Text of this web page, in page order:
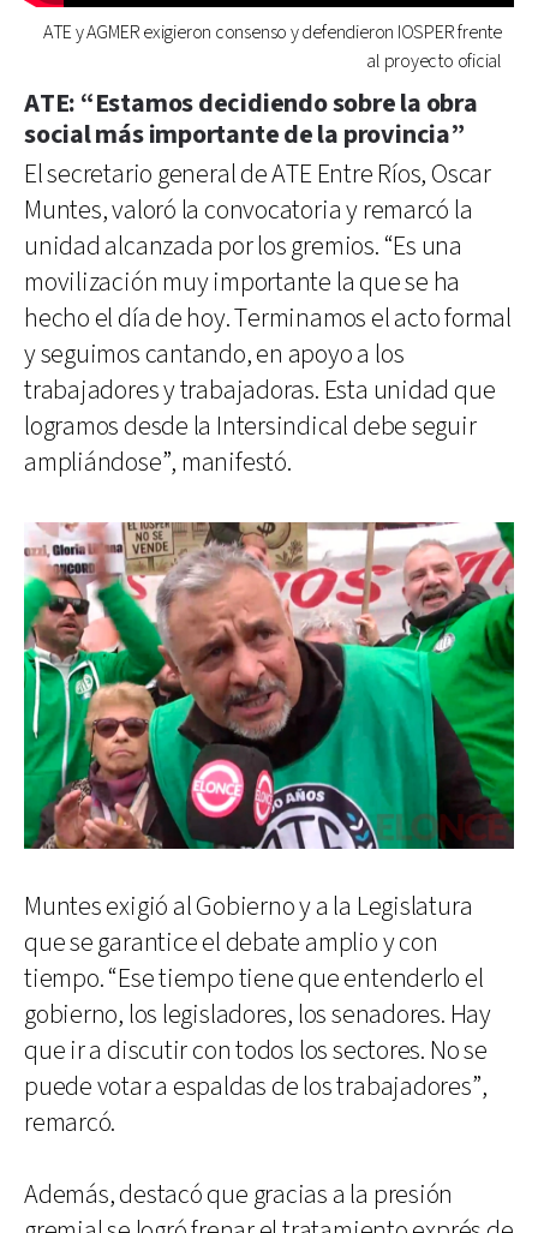
ATE y AGMER exigieron consenso y defendieron IOSPER frente
al proyecto oficial
ATE: “Estamos decidiendo sobre la obra
social más importante de la provincia”
El secretario general de ATE Entre Ríos, Oscar
Muntes, valoró la convocatoria y remarcó la
unidad alcanzada por los gremios. “Es una
movilización muy importante la que se ha
hecho el día de hoy. Terminamos el acto formal
y seguimos cantando, en apoyo a los
trabajadores y trabajadoras. Esta unidad que
logramos desde la Intersindical debe seguir
ampliándose”, manifestó.
Muntes exigió al Gobierno y a la Legislatura
que se garantice el debate amplio y con
tiempo. “Ese tiempo tiene que entenderlo el
gobierno, los legisladores, los senadores. Hay
que ir a discutir con todos los sectores. No se
puede votar a espaldas de los trabajadores”,
remarcó.
Además, destacó que gracias a la presión